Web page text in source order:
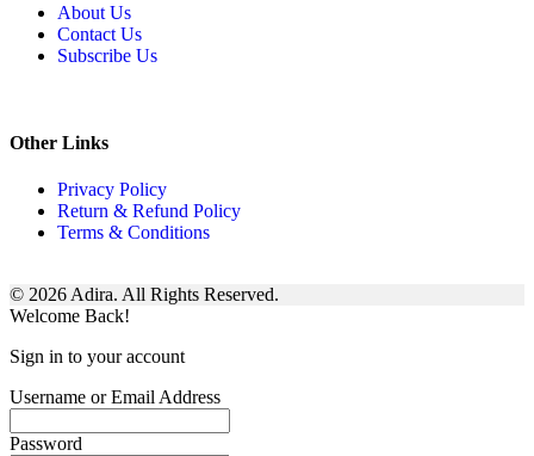
About Us
Contact Us
Subscribe Us
Other Links
Privacy Policy
Return & Refund Policy
Terms & Conditions
© 2026 Adira. All Rights Reserved.
Welcome Back!
Sign in to your account
Username or Email Address
Password